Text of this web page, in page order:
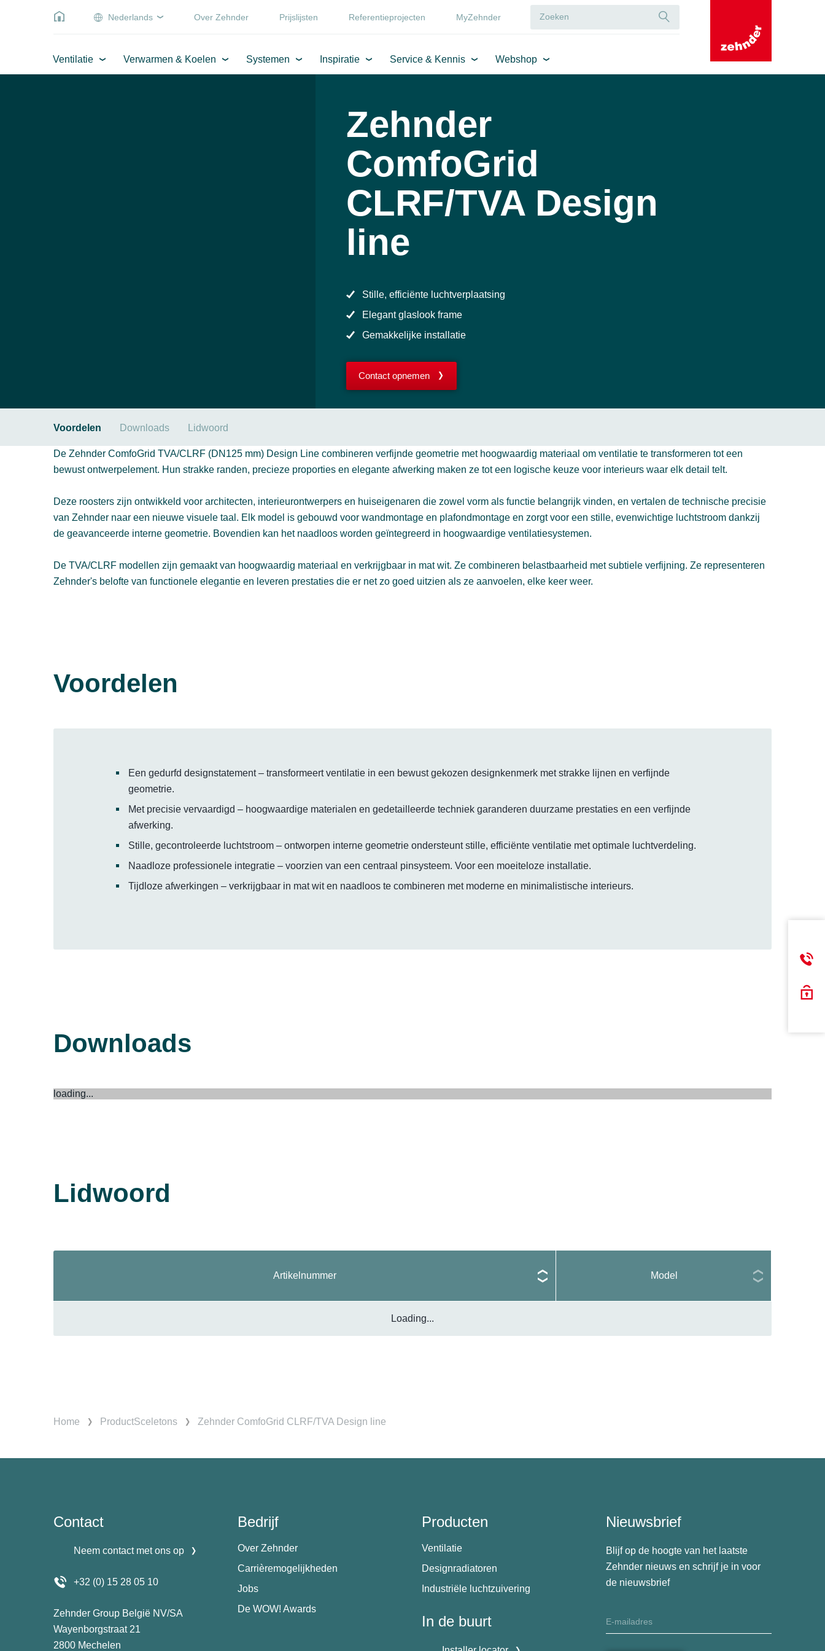
Nederlands Over Zehnder Prijslijsten Referentieprojecten MyZehnder
Ventilatie Verwarmen & Koelen Systemen Inspiratie Service & Kennis Webshop
Zehnder
ComfoGrid
CLRF/TVA Design
line
Stille, efficiënte luchtverplaatsing
Elegant glaslook frame
Gemakkelijke installatie
Contact opnemen
Voordelen Downloads Lidwoord
De Zehnder ComfoGrid TVA/CLRF (DN125 mm) Design Line combineren verfijnde geometrie met hoogwaardig materiaal om ventilatie te transformeren tot een
bewust ontwerpelement. Hun strakke randen, precieze proporties en elegante afwerking maken ze tot een logische keuze voor interieurs waar elk detail telt.
Deze roosters zijn ontwikkeld voor architecten, interieurontwerpers en huiseigenaren die zowel vorm als functie belangrijk vinden, en vertalen de technische precisie
van Zehnder naar een nieuwe visuele taal. Elk model is gebouwd voor wandmontage en plafondmontage en zorgt voor een stille, evenwichtige luchtstroom dankzij
de geavanceerde interne geometrie. Bovendien kan het naadloos worden geïntegreerd in hoogwaardige ventilatiesystemen.
De TVA/CLRF modellen zijn gemaakt van hoogwaardig materiaal en verkrijgbaar in mat wit. Ze combineren belastbaarheid met subtiele verfijning. Ze representeren
Zehnder's belofte van functionele elegantie en leveren prestaties die er net zo goed uitzien als ze aanvoelen, elke keer weer.
Voordelen
Een gedurfd designstatement – transformeert ventilatie in een bewust gekozen designkenmerk met strakke lijnen en verfijnde
geometrie.
Met precisie vervaardigd – hoogwaardige materialen en gedetailleerde techniek garanderen duurzame prestaties en een verfijnde
afwerking.
Stille, gecontroleerde luchtstroom – ontworpen interne geometrie ondersteunt stille, efficiënte ventilatie met optimale luchtverdeling.
Naadloze professionele integratie – voorzien van een centraal pinsysteem. Voor een moeiteloze installatie.
Tijdloze afwerkingen – verkrijgbaar in mat wit en naadloos te combineren met moderne en minimalistische interieurs.
Downloads
loading...
Lidwoord
Artikelnummer Model
Loading...
Home ProductSceletons Zehnder ComfoGrid CLRF/TVA Design line
Contact
Neem contact met ons op
+32 (0) 15 28 05 10
Zehnder Group België NV/SA
Wayenborgstraat 21
2800 Mechelen
Bedrijf
Over Zehnder
Carrièremogelijkheden
Jobs
De WOW! Awards
Producten
Ventilatie
Designradiatoren
Industriële luchtzuivering
In de buurt
Nieuwsbrief
Blijf op de hoogte van het laatste
Zehnder nieuws en schrijf je in voor
de nieuwsbrief